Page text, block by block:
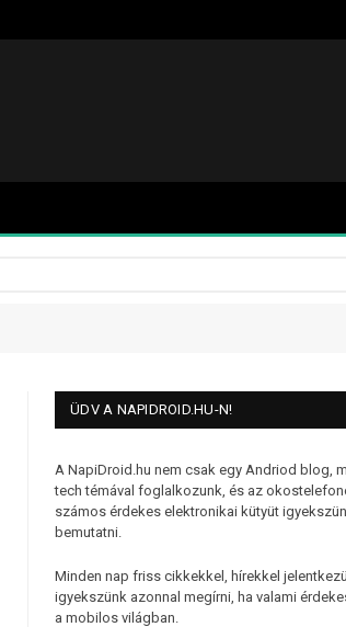
ÜDV A NAPIDROID.HU-N!
A NapiDroid.hu nem csak egy Andriod blog,
tech témával foglalkozunk, és az
számos érdekes elektronikai kütyüt
bemutatni.
Minden nap friss cikkekkel, hírekkel
igyekszünk azonnal megírni, ha valami
a mobilos világban.